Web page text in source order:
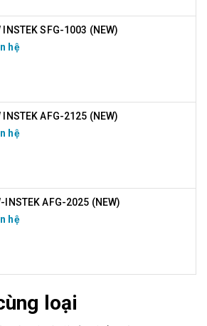
INSTEK SFG-1003 (NEW)
hệ
INSTEK AFG-2125 (NEW)
hệ
INSTEK AFG-2025 (NEW)
hệ
loại